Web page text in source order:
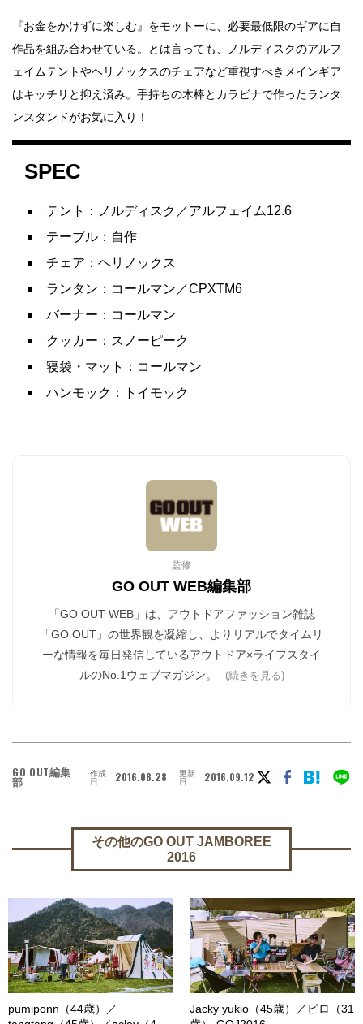
『お金をかけずに楽しむ』をモットーに、必要最低限のギアに自
作品を組み合わせている。とは言っても、ノルディスクのアルフ
ェイムテントやヘリノックスのチェアなど重視すべきメインギア
はキッチリと抑え済み。手持ちの木棒とカラビナで作ったランタ
ンスタンドがお気に入り！
SPEC
テント：ノルディスク／アルフェイム12.6
テーブル：自作
チェア：ヘリノックス
ランタン：コールマン／CPXTM6
バーナー：コールマン
クッカー：スノーピーク
寝袋・マット：コールマン
ハンモック：トイモック
監修
GO OUT WEB編集部
「GO OUT WEB」は、アウトドアファッション雑誌
「GO OUT」の世界観を凝縮し、よりリアルでタイムリ
ーな情報を毎日発信しているアウトドア×ライフスタイ
ルのNo.1ウェブマガジン。
(続きを見る)
GO OUT編集
部
作成
日 2016.08.28 更新
日 2016.09.12
その他のGO OUT JAMBOREE
2016
pumiponn（44歳）／
Jacky yukio（45歳）／ピロ（31